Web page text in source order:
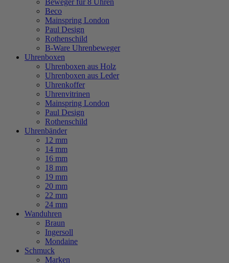
Beweger für 8 Uhren
Beco
Mainspring London
Paul Design
Rothenschild
B-Ware Uhrenbeweger
Uhrenboxen
Uhrenboxen aus Holz
Uhrenboxen aus Leder
Uhrenkoffer
Uhrenvitrinen
Mainspring London
Paul Design
Rothenschild
Uhrenbänder
12 mm
14 mm
16 mm
18 mm
19 mm
20 mm
22 mm
24 mm
Wanduhren
Braun
Ingersoll
Mondaine
Schmuck
Marken